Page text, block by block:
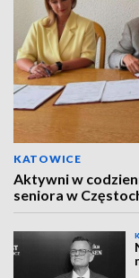
KATOWICE
Aktywni w
seniora w